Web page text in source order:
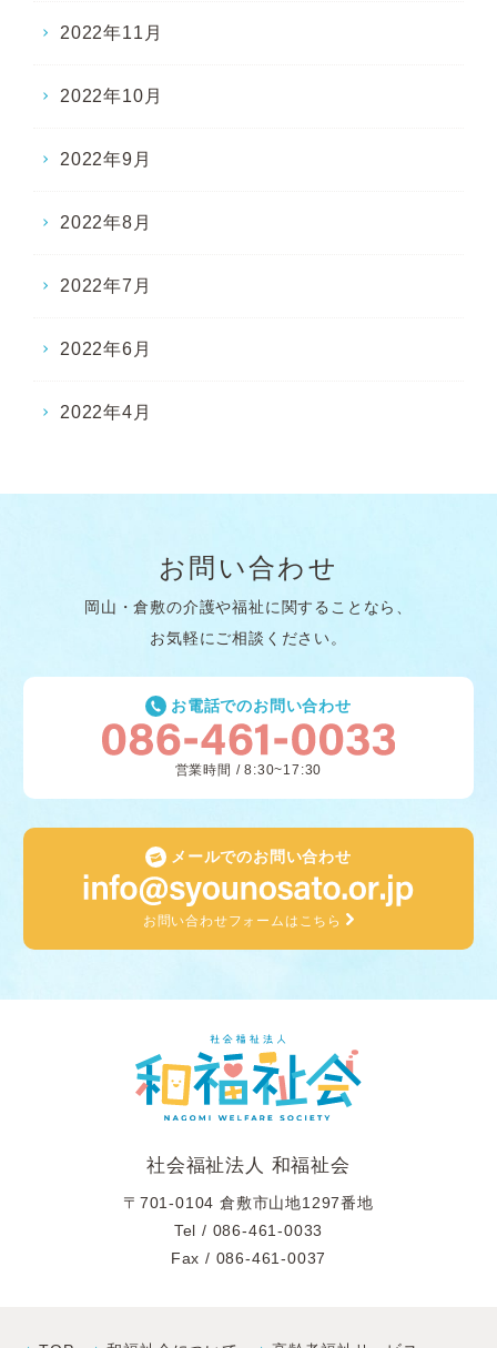
2022年11月
2022年10月
2022年9月
2022年8月
2022年7月
2022年6月
2022年4月
お問い合わせ
岡山・倉敷の介護や福祉に関することなら、
お気軽にご相談ください。
お電話でのお問い合わせ
営業時間 / 8:30~17:30
メールでのお問い合わせ
お問い合わせフォームはこちら
社会福祉法人 和福祉会
〒701-0104 倉敷市山地1297番地
Tel / 086-461-0033
Fax / 086-461-0037